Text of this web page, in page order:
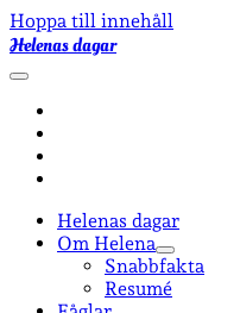
Hoppa till innehåll
Helenas dagar
öppna
Helenas dagar
Om Helena
öppna
undermeny
Snabbfakta
Resumé